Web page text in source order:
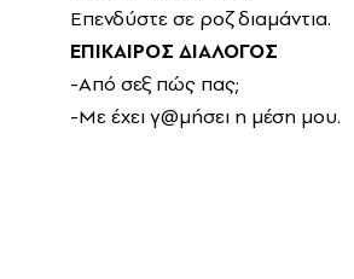
Επενδύστε σε ροζ διαμάντια.
ΕΠΙΚΑΙΡΟΣ ΔΙΑΛΟΓΟΣ
-Από σεξ πώς πας;
-Με έχει γ@μήσει η μέση μου.